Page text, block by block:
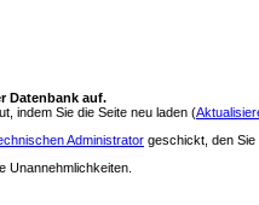
Datenbank auf.
indem Sie die Seite neu laden (
Administrator geschickt, den Sie
Unannehmlichkeiten.